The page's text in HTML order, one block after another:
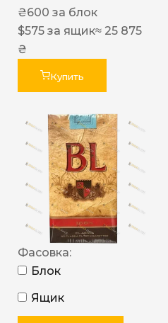
₴600 за блок
$575 за ящик≈ 25 875
₴
Купить
Фасовка:
Блок
Ящик